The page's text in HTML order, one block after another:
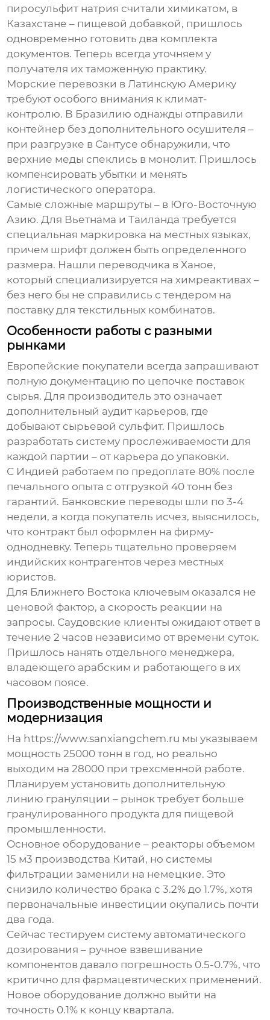
пиросульфит натрия считали химикатом, в
Казахстане – пищевой добавкой, пришлось
одновременно готовить два комплекта
документов. Теперь всегда уточняем у
получателя их таможенную практику.
Морские перевозки в Латинскую Америку
требуют особого внимания к климат-
контролю. В Бразилию однажды отправили
контейнер без дополнительного осушителя –
при разгрузке в Сантусе обнаружили, что
верхние меды спеклись в монолит. Пришлось
компенсировать убытки и менять
логистического оператора.
Самые сложные маршруты – в Юго-Восточную
Азию. Для Вьетнама и Таиланда требуется
специальная маркировка на местных языках,
причем шрифт должен быть определенного
размера. Нашли переводчика в Ханое,
который специализируется на химреактивах –
без него бы не справились с тендером на
поставку для текстильных комбинатов.
Особенности работы с разными
рынками
Европейские покупатели всегда запрашивают
полную документацию по цепочке поставок
сырья. Для производитель это означает
дополнительный аудит карьеров, где
добывают сырьевой сульфит. Пришлось
разработать систему прослеживаемости для
каждой партии – от карьера до упаковки.
С Индией работаем по предоплате 80% после
печального опыта с отгрузкой 40 тонн без
гарантий. Банковские переводы шли по 3-4
недели, а когда покупатель исчез, выяснилось,
что контракт был оформлен на фирму-
однодневку. Теперь тщательно проверяем
индийских контрагентов через местных
юристов.
Для Ближнего Востока ключевым оказался не
ценовой фактор, а скорость реакции на
запросы. Саудовские клиенты ожидают ответ в
течение 2 часов независимо от времени суток.
Пришлось нанять отдельного менеджера,
владеющего арабским и работающего в их
часовом поясе.
Производственные мощности и
модернизация
На https://www.sanxiangchem.ru мы указываем
мощность 25000 тонн в год, но реально
выходим на 28000 при трехсменной работе.
Планируем установить дополнительную
линию грануляции – рынок требует больше
гранулированного продукта для пищевой
промышленности.
Основное оборудование – реакторы объемом
15 м3 производства Китай, но системы
фильтрации заменили на немецкие. Это
снизило количество брака с 3.2% до 1.7%, хотя
первоначальные инвестиции окупались почти
два года.
Сейчас тестируем систему автоматического
дозирования – ручное взвешивание
компонентов давало погрешность 0.5-0.7%, что
критично для фармацевтических применений.
Новое оборудование должно выйти на
точность 0.1% к концу квартала.